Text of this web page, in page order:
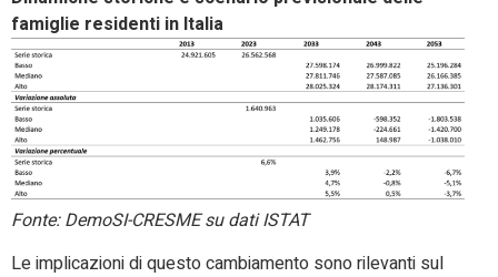
famiglie residenti in Italia
Fonte: DemoSI-CRESME su dati ISTAT
Le implicazioni di questo cambiamento sono rilevanti sul